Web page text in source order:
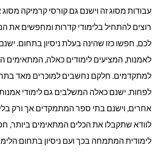
עבודות מסוג זה וישנם גם קורסי קרמיקה
רוצים להתחיל בלימודי קדרות ומחפשים
לכם, חפשו כזו שהינה בעלת ניסיון בתחום.
לאמנות, המציעים לימודים כאלה, המתאימים
למתקדמים. חלקם נחשבים למוכרים מאד
לפחות. ישנם כאלה המשלבים גם לימודי
אחרים, וישנם בתי ספר המתמקדים אך ורק
לוודא שתקבלו את הכלים המתאימים ביותר,
לימודית המתמחה בכך ועם ניסיון בתחום